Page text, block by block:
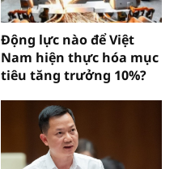
Động lực nào để Việt
Nam hiện thực hóa mục
tiêu tăng trưởng 10%?